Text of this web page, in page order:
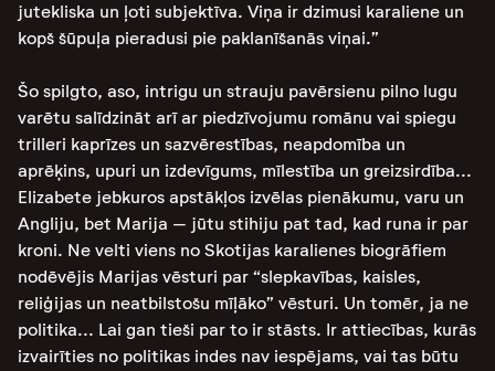
jutekliska un ļoti subjektīva. Viņa ir dzimusi karaliene un
kopš šūpuļa pieradusi pie paklanīšanās viņai.”
Šo spilgto, aso, intrigu un strauju pavērsienu pilno lugu
varētu salīdzināt arī ar piedzīvojumu romānu vai spiegu
trilleri kaprīzes un sazvērestības, neapdomība un
aprēķins, upuri un izdevīgums, mīlestība un greizsirdība...
Elizabete jebkuros apstākļos izvēlas pienākumu, varu un
Angliju, bet Marija – jūtu stihiju pat tad, kad runa ir par
kroni. Ne velti viens no Skotijas karalienes biogrāfiem
nodēvējis Marijas vēsturi par “slepkavības, kaisles,
reliģijas un neatbilstošu mīļāko” vēsturi. Un tomēr, ja ne
politika... Lai gan tieši par to ir stāsts. Ir attiecības, kurās
izvairīties no politikas indes nav iespējams, vai tas būtu